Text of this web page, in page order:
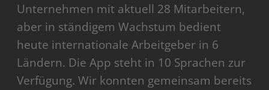
Unternehmen mit aktuell 28 Mitarbeitern,
aber in ständigem Wachstum bedient
heute internationale Arbeitgeber in 6
Ländern. Die App steht in 10 Sprachen zur
Verfügung. Wir konnten gemeinsam bereits